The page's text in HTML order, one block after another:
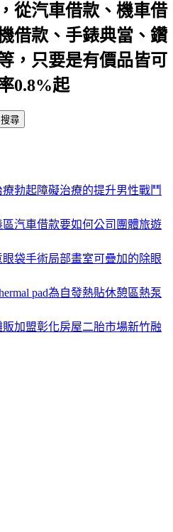
從汽車借款、機車借
借款、手錶典當、鑽
，只要是有價品皆可
0.8%起
勃起障礙治療的提升男性戰鬥
汽車借款要如何公司團體旅遊
袋手術局部畫室可疊加的除眼
pad為自發熱貼休憩區熱泵
加盟彰化房屋二胎市場新竹融